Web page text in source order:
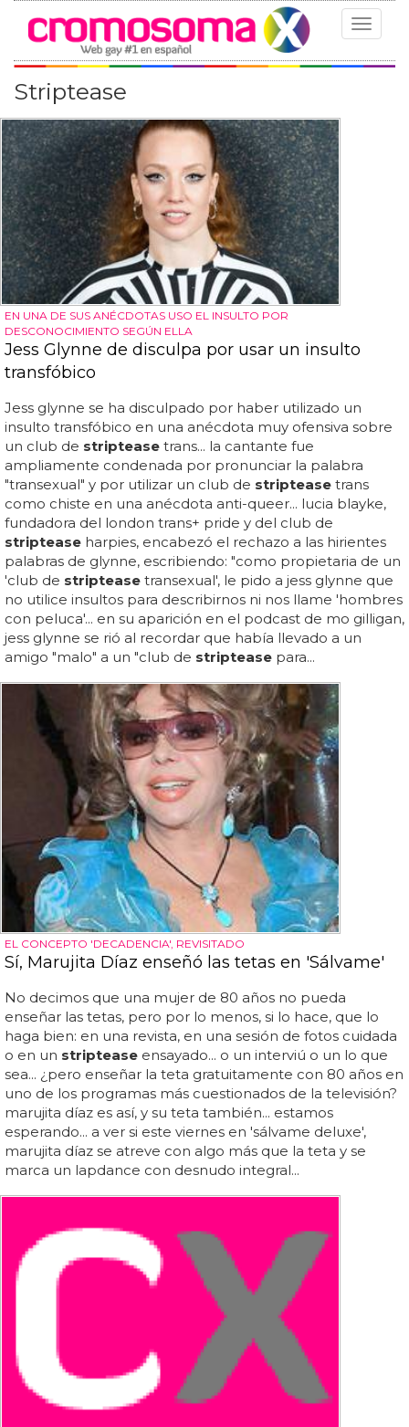
Toggle
Striptease
EN UNA DE SUS ANÉCDOTAS USO EL INSULTO POR
DESCONOCIMIENTO SEGÚN ELLA
Jess Glynne de disculpa por usar un insulto
transfóbico
Jess glynne se ha disculpado por haber utilizado un
insulto transfóbico en una anécdota muy ofensiva sobre
un club de striptease trans... la cantante fue
ampliamente condenada por pronunciar la palabra
"transexual" y por utilizar un club de striptease trans
como chiste en una anécdota anti-queer... lucia blayke,
fundadora del london trans+ pride y del club de
striptease harpies, encabezó el rechazo a las hirientes
palabras de glynne, escribiendo: "como propietaria de un
'club de striptease transexual', le pido a jess glynne que
no utilice insultos para describirnos ni nos llame 'hombres
con peluca'... en su aparición en el podcast de mo gilligan,
jess glynne se rió al recordar que había llevado a un
amigo "malo" a un "club de striptease para...
EL CONCEPTO 'DECADENCIA', REVISITADO
Sí, Marujita Díaz enseñó las tetas en 'Sálvame'
No decimos que una mujer de 80 años no pueda
enseñar las tetas, pero por lo menos, si lo hace, que lo
haga bien: en una revista, en una sesión de fotos cuidada
o en un striptease ensayado... o un interviú o un lo que
sea... ¿pero enseñar la teta gratuitamente con 80 años en
uno de los programas más cuestionados de la televisión?
marujita díaz es así, y su teta también... estamos
esperando... a ver si este viernes en 'sálvame deluxe',
marujita díaz se atreve con algo más que la teta y se
marca un lapdance con desnudo integral...